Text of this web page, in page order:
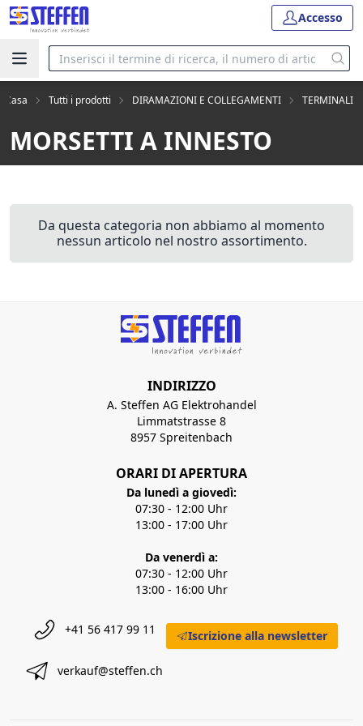
Accesso
Casa Tutti i prodotti DIRAMAZIONI E COLLEGAMENTI TERMINALI
MORSETTI A INNESTO
Da questa categoria non abbiamo al momento
nessun articolo nel nostro assortimento.
INDIRIZZO
A. Steffen AG Elektrohandel
Limmatstrasse 8
8957 Spreitenbach
ORARI DI APERTURA
Da lunedì a giovedì:
07:30 - 12:00 Uhr
13:00 - 17:00 Uhr
Da venerdì a:
07:30 - 12:00 Uhr
13:00 - 16:00 Uhr
+41 56 417 99 11
verkauf@steffen.ch
Iscrizione alla newsletter